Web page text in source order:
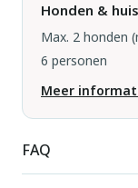
Honden &
Max. 2 honden
6 personen
Meer
FAQ